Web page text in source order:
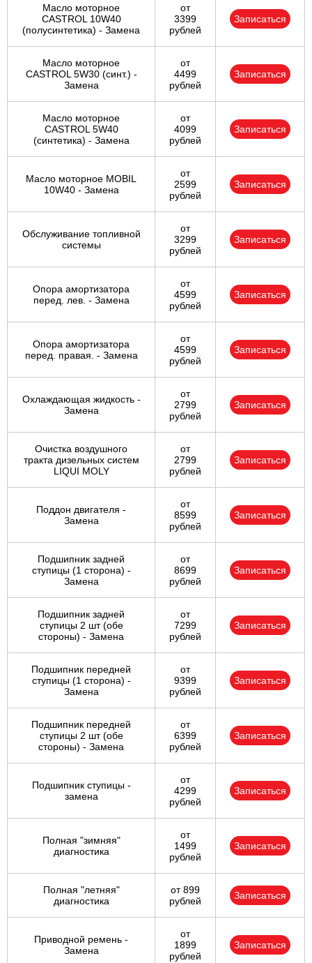
Масло моторное
CASTROL 10W40
(полусинтетика) - Замена
от
3399
рублей
Записаться
Масло моторное
CASTROL 5W30 (синт.) -
Замена
от
4499
рублей
Записаться
Масло моторное
CASTROL 5W40
(синтетика) - Замена
от
4099
рублей
Записаться
Масло моторное MOBIL
10W40 - Замена
от
2599
рублей
Записаться
Обслуживание топливной
системы
от
3299
рублей
Записаться
Опора амортизатора
перед. лев. - Замена
от
4599
рублей
Записаться
Опора амортизатора
перед. правая. - Замена
от
4599
рублей
Записаться
Охлаждающая жидкость -
Замена
от
2799
рублей
Записаться
Очистка воздушного
тракта дизельных систем
LIQUI MOLY
от
2799
рублей
Записаться
Поддон двигателя -
Замена
от
8599
рублей
Записаться
Подшипник задней
ступицы (1 сторона) -
Замена
от
8699
рублей
Записаться
Подшипник задней
ступицы 2 шт (обе
стороны) - Замена
от
7299
рублей
Записаться
Подшипник передней
ступицы (1 сторона) -
Замена
от
9399
рублей
Записаться
Подшипник передней
ступицы 2 шт (обе
стороны) - Замена
от
6399
рублей
Записаться
Подшипник ступицы -
замена
от
4299
рублей
Записаться
Полная "зимняя"
диагностика
от
1499
рублей
Записаться
Полная "летняя"
диагностика
от 899
рублей
Записаться
Приводной ремень -
Замена
от
1899
рублей
Записаться